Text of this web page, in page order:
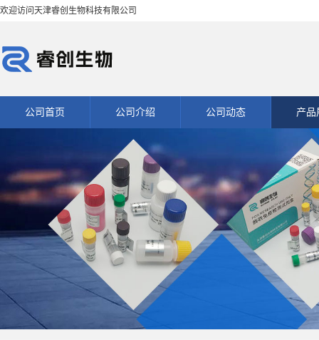
欢迎访问天津睿创生物科技有限公司
公司首页 公司介绍 公司动态 产品